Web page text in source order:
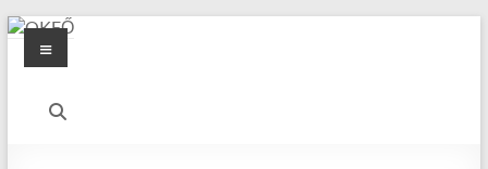
Skip
content
OKFŐ
Menu